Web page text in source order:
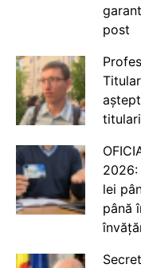
post
lei
până